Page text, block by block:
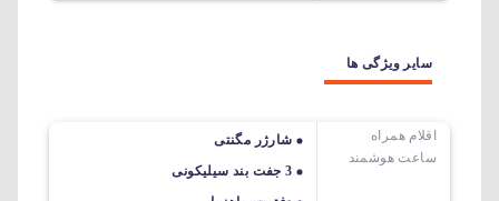
سایر ویژگی ها
اقلام همراه
ساعت هوشمند
شارژر مگنتی
3 جفت بند سیلیکونی